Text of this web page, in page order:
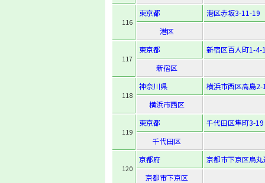
116
東京都
港区赤坂3-11-19
港区
117
東京都
新宿区百人町1-4-
新宿区
118
神奈川県
横浜市西区高島
横浜市西区
119
東京都
千代田区隼町3-19
千代田区
120
京都府
京都市下京区烏
京都市下京区